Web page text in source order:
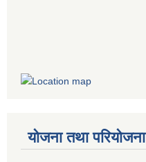
योजना तथा परियोजना